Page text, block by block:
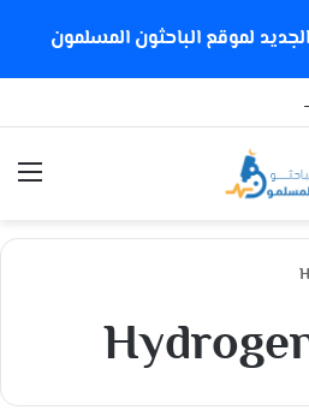
لموقع الباحثون المسلمون
الجديدة